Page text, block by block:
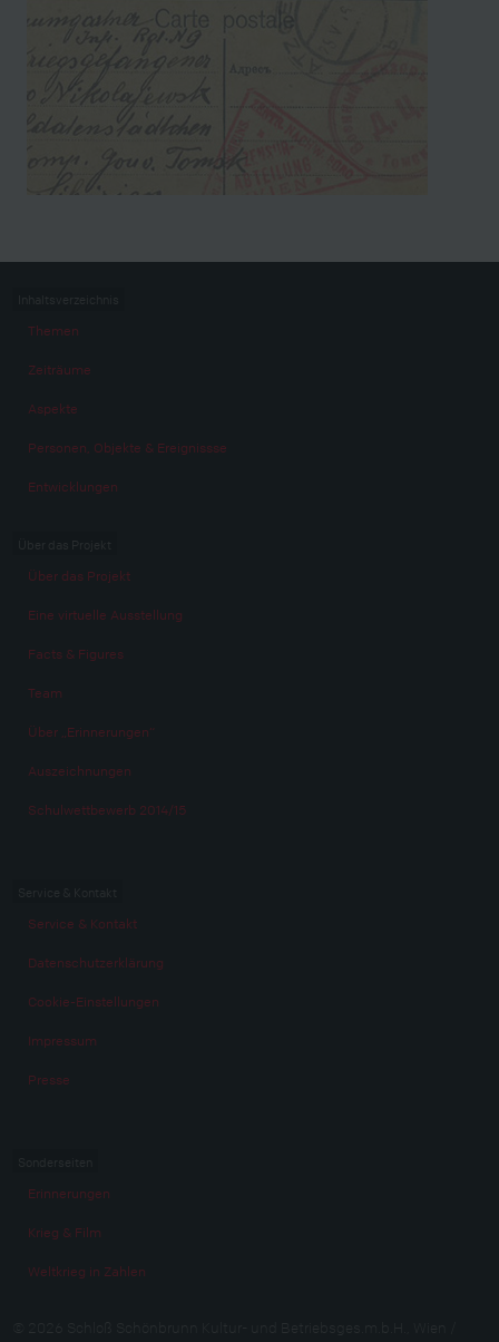
Themen
Zeiträume
Aspekte
Personen, Objekte & Ereignissse
Entwicklungen
Über das Projekt
Eine virtuelle Ausstellung
Facts & Figures
Team
Über „Erinnerungen“
Auszeichnungen
Schulwettbewerb 2014/15
Service & Kontakt
Datenschutzerklärung
Cookie-Einstellungen
Impressum
Presse
Erinnerungen
Krieg & Film
Weltkrieg in Zahlen